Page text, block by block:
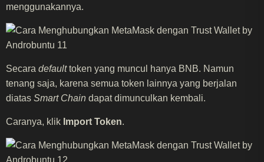
menggunakannya.
Secara defaulttoken yang muncul hanya BNB. Namun
tenang saja, karena semua token lainnya yang berjalan
diatas Smart Chain dapat dimunculkan kembali.
Caranya, klik Import Token.